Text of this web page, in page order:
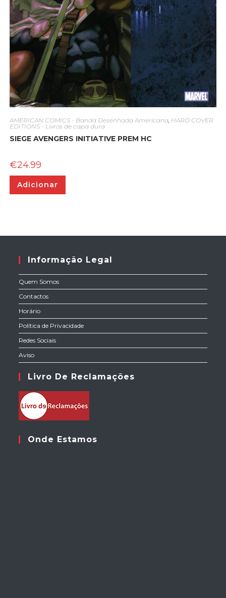
AMERICAN COMICS - Banda Desenhada Americana, HARD COVER
EDITIONS - Livros de capa dura
SIEGE AVENGERS INITIATIVE PREM HC
€24.99
Adicionar
Informação Legal
Quem Somos
Contactos
Horário
Política de Privacidade
Redes Sociais
Aviso
Livro De Reclamações
Onde Estamos